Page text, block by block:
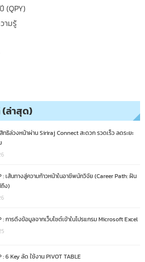
(QPY)
ามรู้
ล่าสุด)
ทธิล่วงหน้าผ่าน Siriraj Connect สะดวก รวดเร็ว ลดระยะ
: เส้นทางสู่ความก้าวหน้าในอาชีพนักวิจัย (Career Path: ฝัน
ถึง)
: การดึงข้อมูลจากเว็บไซต์เข้าในโปรแกรม Microsoft Excel
: 6 Key ลัด ใช้งาน PIVOT TABLE